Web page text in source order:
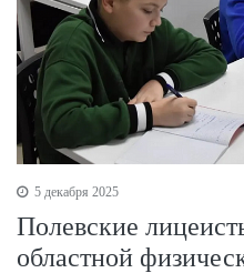
5 декабря 2025
Полевские
областной